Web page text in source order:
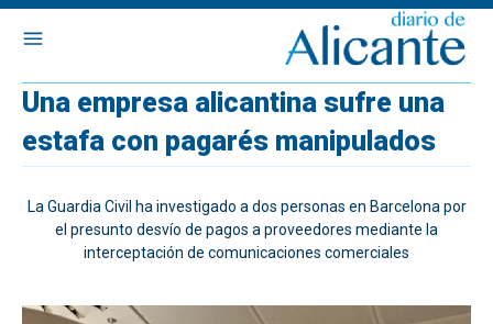
Una empresa alicantina sufre una
estafa con pagarés manipulados
La Guardia Civil ha investigado a dos personas en Barcelona por
el presunto desvío de pagos a proveedores mediante la
interceptación de comunicaciones comerciales